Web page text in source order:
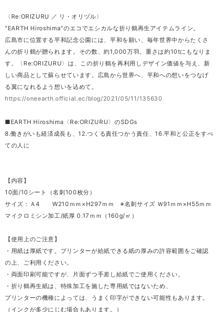
〈Re:ORIZURU ／ リ・オリヅル〉
"EARTH Hiroshima"のエコでエシカルな折り鶴再生アイテムライン。
広島市に位置する平和記念公園には、平和を願い、毎年世界中からたくさ
んの折り鶴が贈られます。その数、約1,000万羽。重さは約10tにもなりま
す。〈Re:ORIZURU〉は、この折り鶴を再利用しデザイン価値を与え、新
しい商品として蘇らせています。広島から世界へ、平和への想いをつなげ
る翼になれるよう想いを込めて。
https://oneearth.official.ec/blog/2021/05/11/135630
■EARTH Hiroshima〈Re:ORIZURU〉のSDGs
8.働きがいも経済成長も、12.つくる責任つかう責任、16.平和と公正をすべ
ての人に
【内容】
10面/10シート（名刺100枚分）
サイズ：Ａ4 W210ｍｍ×H297ｍｍ ※名刺サイズ Ｗ91ｍｍ×H55ｍｍ
マイクロミシン加工/紙厚 0.17ｍｍ（160g/㎡）
【使用上のご注意】
・用紙は厚紙です。プリンターが給紙できる紙の厚みの許容範囲をご確認
の上、ご利用ください。
・両面印刷可能ですが、片面ずつ手差し給紙でご使用ください。
・折り鶴再生紙は、特殊加工を施した専用紙ではないため、
プリンターの機種によっては、うまく印字ができない可能性もあります。
（インクが多少にじむ場合もあります。）